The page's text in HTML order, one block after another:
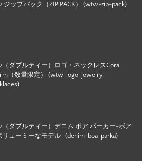
ジップパック（ZIP PACK） (wtw-zip-pack)
ダブルティー）ロゴ・ネックレスCoral
（数量限定） (wtw-logo-jewelry-
ダブルティー）デニム ボア パーカー-ボア
リューミーなモデル- (denim-boa-parka)